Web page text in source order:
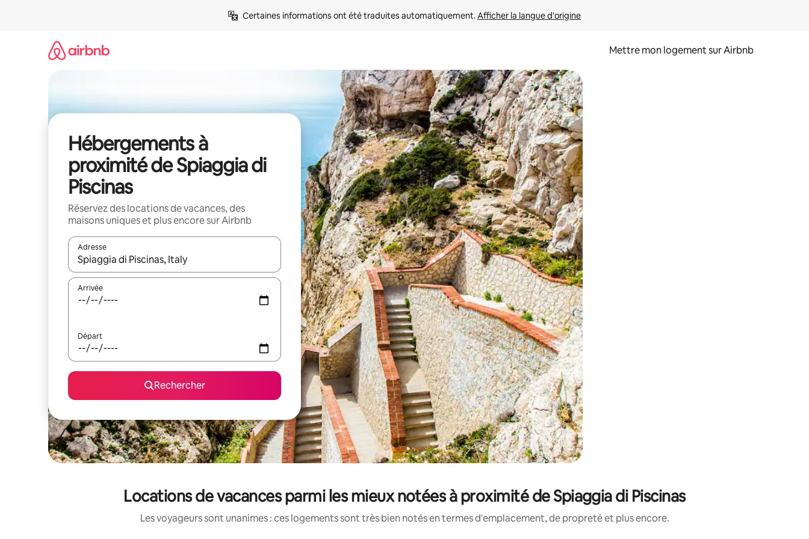
Certaines informations ont été traduites automatiquement. Afficher la langue d'origine
Mettre mon logement sur Airbnb
Hébergements à
proximité de Spiaggia di
Piscinas
Réservez des locations de vacances, des
maisons uniques et plus encore sur Airbnb
Adresse
Lorsque les résultats s'affichent, utilisez les flèches vers le haut et vers le bas pour les parcourir ou en appuyant et en faisant glisser.
Arrivée
Départ
Rechercher
Locations de vacances parmi les mieux notées à proximité de Spiaggia di Piscinas
Les voyageurs sont unanimes : ces logements sont très bien notés en termes d'emplacement, de propreté et plus encore.